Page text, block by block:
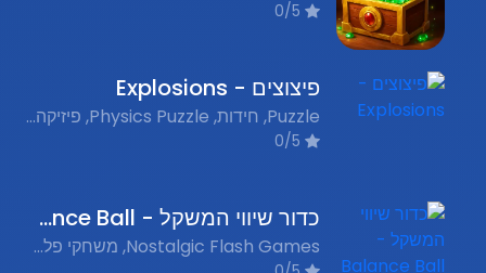
פיצוצים - Explosions
Puzzle, חידות, Physics Puzzle, פיזיקה, Explosive Games, משחקי פיצוצים, Nostalgic Flash Games, משחקי פלאש נוסטלגים
כדור שיווי המשקל - Balance Ball
Nostalgic Flash Games, משחקי פלאש נוסטלגים, Puzzle, חידות